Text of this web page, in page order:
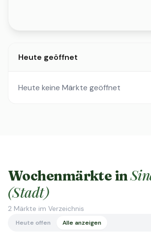
Heute geöffnet
Heute keine Märkte geöffnet
Wochenmärkte in
(Stadt)
2 Märkte im Verzeichnis
Heute offen Alle anzeigen